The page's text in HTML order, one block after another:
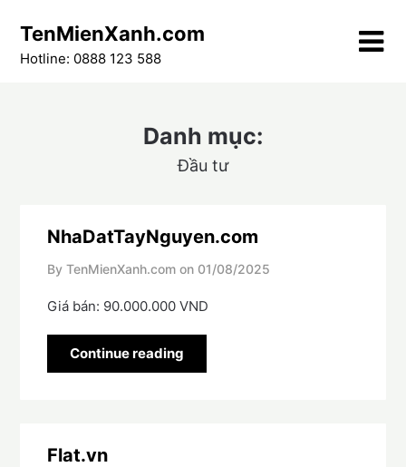
content
TenMienXanh.com
Hotline: 0888 123 588
Danh mục:
Đầu tư
NhaDatTayNguyen.com
By TenMienXanh.com on 01/08/2025
Giá bán: 90.000.000 VND
Continue reading
Flat.vn